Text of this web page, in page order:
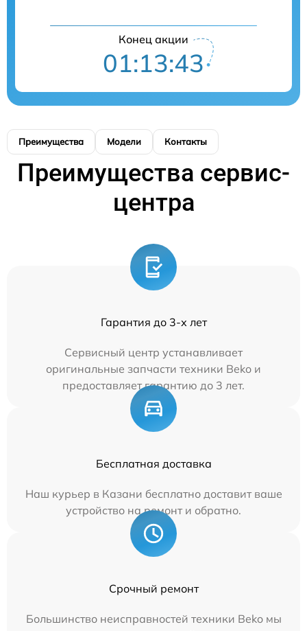
Конец акции
01:13:43
Преимущества Модели Контакты
Преимущества сервис-
центра
Гарантия до 3-х лет
Сервисный центр устанавливает
оригинальные запчасти техники Beko и
предоставляет гарантию до 3 лет.
Бесплатная доставка
Наш курьер в Казани бесплатно доставит ваше
устройство на ремонт и обратно.
Срочный ремонт
Большинство неисправностей техники Beko мы